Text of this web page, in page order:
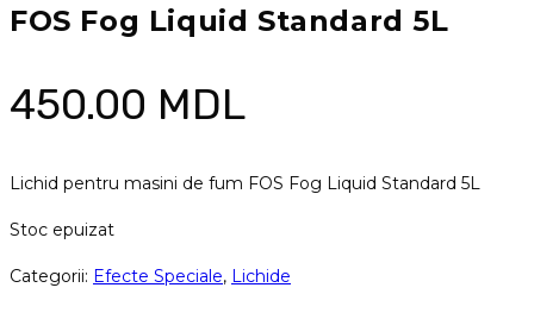
FOS Fog Liquid Standard 5L
450.00 MDL
Lichid pentru masini de fum FOS Fog Liquid Standard 5L
Stoc epuizat
Categorii: Efecte Speciale, Lichide